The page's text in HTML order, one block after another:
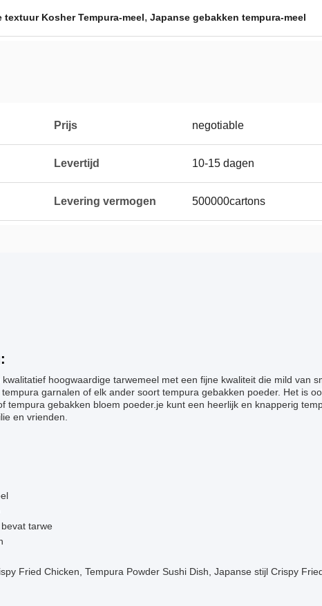
textuur Kosher Tempura-meel, Japanse gebakken tempura-meel
Prijs negotiable
Levertijd 10-15 dagen
Levering vermogen 500000cartons
hoogwaardige tarwemeel met een fijne kwaliteit die mild van
garnalen of elk ander soort tempura gebakken poeder. Het is
tempura gebakken bloem poeder.je kunt een heerlijk en knapperig
en vrienden.
tarwe
Fried Chicken, Tempura Powder Sushi Dish, Japanse stijl Crispy